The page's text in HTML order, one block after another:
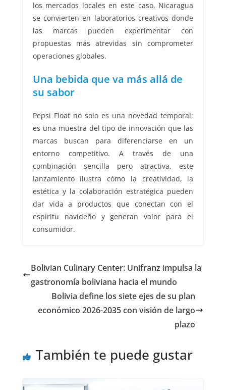
los mercados locales en este caso, Nicaragua
se convierten en laboratorios creativos donde
las marcas pueden experimentar con
propuestas más atrevidas sin comprometer
operaciones globales.
Una bebida que va más allá de
su sabor
Pepsi Float no solo es una novedad temporal;
es una muestra del tipo de innovación que las
marcas buscan para diferenciarse en un
entorno competitivo. A través de una
combinación sencilla pero atractiva, este
lanzamiento ilustra cómo la creatividad, la
estética y la colaboración estratégica pueden
dar vida a productos que conectan con el
espíritu navideño y generan valor para el
consumidor.
Bolivian Culinary Center: Unifranz impulsa la
gastronomía boliviana hacia el mundo
Bolivia define los siete ejes de su plan
económico 2026-2035 con visión de largo
plazo
También te puede gustar